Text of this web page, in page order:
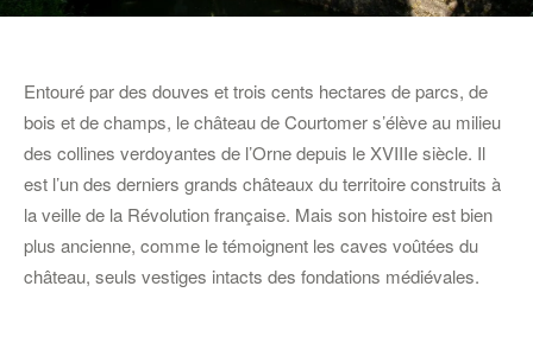
Entouré par des douves et trois cents hectares de parcs, de
bois et de champs, le château de Courtomer s’élève au milieu
des collines verdoyantes de l’Orne depuis le XVIIIe siècle. Il
est l’un des derniers grands châteaux du territoire construits à
la veille de la Révolution française. Mais son histoire est bien
plus ancienne, comme le témoignent les caves voûtées du
château, seuls vestiges intacts des fondations médiévales.